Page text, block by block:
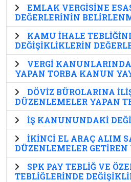
EMLAK VERGİSİNE
DEĞERLERİNİN
KAMU İHALE
DEĞİŞİKLİKLERİN
VERGİ
YAPAN TORBA KANUN
DÖVİZ BÜROLARINA
DÜZENLEMELER YAPAN
İŞ KANUNUNDAKİ
İKİNCİ EL ARAÇ ALIM
DÜZENLEMELER
SPK PAY TEBLİĞ VE
TEBLİĞLERİNDE